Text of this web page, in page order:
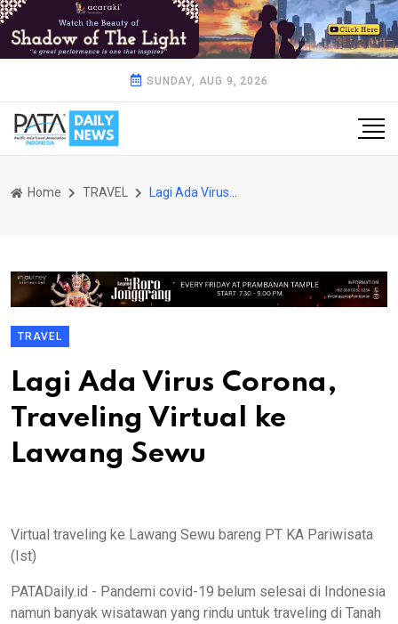
SUNDAY, AUG 9, 2026
Home TRAVEL Lagi Ada Virus Corona, Traveling Virtual ke Lawang Sewu
TRAVEL
Lagi Ada Virus Corona,
Traveling Virtual ke
Lawang Sewu
Virtual traveling ke Lawang Sewu bareng PT KA Pariwisata
(Ist)
PATADaily.id - Pandemi covid-19 belum selesai di Indonesia
namun banyak wisatawan yang rindu untuk traveling di Tanah